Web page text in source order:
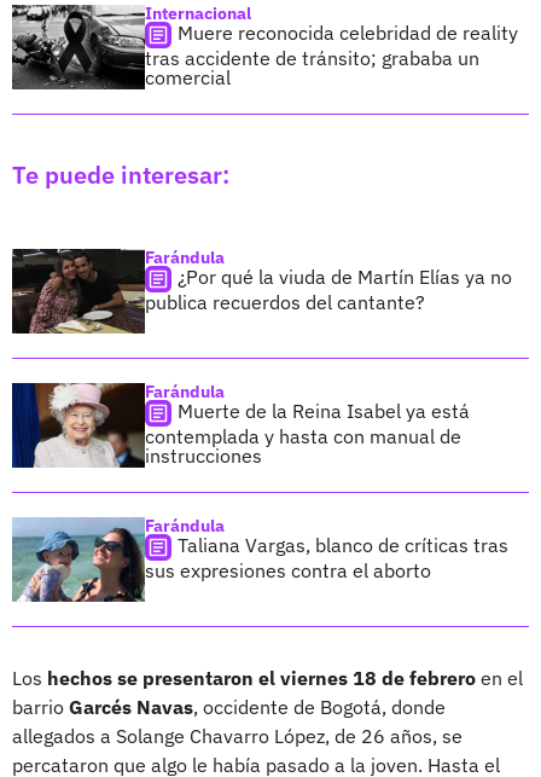
Internacional
Muere reconocida celebridad de reality
tras accidente de tránsito; grababa un
comercial
Te puede interesar:
Farándula
¿Por qué la viuda de Martín Elías ya no
publica recuerdos del cantante?
Farándula
Muerte de la Reina Isabel ya está
contemplada y hasta con manual de
instrucciones
Farándula
Taliana Vargas, blanco de críticas tras
sus expresiones contra el aborto
Los hechos se presentaron el viernes 18 de febrero en el
barrio Garcés Navas, occidente de Bogotá, donde
allegados a Solange Chavarro López, de 26 años, se
percataron que algo le había pasado a la joven. Hasta el